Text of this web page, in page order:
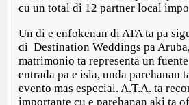
cu un total di 12 partner local
Un di e enfokenan di ATA ta pa
di Destination Weddings pa
matrimonio ta representa un
entrada pa e isla, unda parehanan
evento mas especial. A.T.A. ta
importante cu e parehanan aki ta